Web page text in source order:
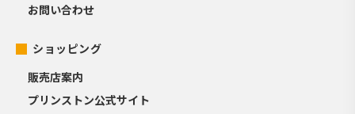
お問い合わせ
ショッピング
販売店案内
プリンストン公式サイト